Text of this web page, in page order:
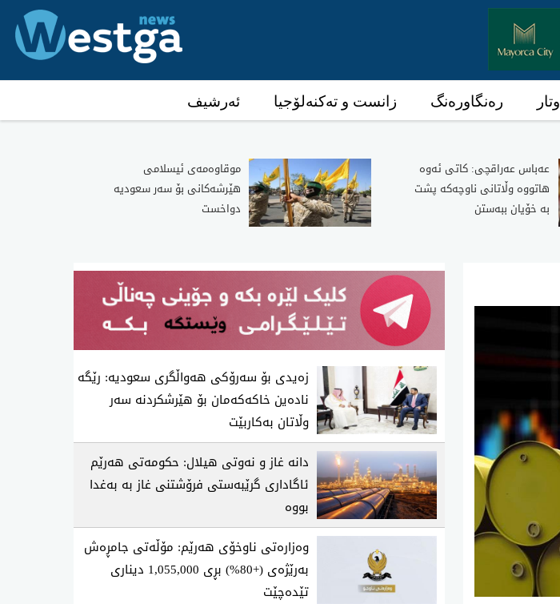
وتار رەنگاورەنگ زانست و تەکنەلۆجیا ئەرشیف
عەباس عەراقچی: کاتی ئەوە
هاتووە وڵاتانی ناوچەکە پشت
بە خۆیان ببەستن
موقاوەمەی ئیسلامی
هێرشەکانی بۆ سەر سعودیە
دواخست
زەیدی بۆ سەرۆکی هەواڵگری سعودیە: رێگە
نادەین خاکەکەمان بۆ هێرشکردنە سەر
وڵاتان بەکاربێت
دانە غاز و نەوتی هیلال: حکومەتی هەرێم
ئاگاداری گرێبەستی فرۆشتنی غاز بە بەغدا
بووە
وەزارەتی ناوخۆی هەرێم: مۆڵەتی جامڕەش
بەرێژەی (+80%) بڕی 1,055,000 دیناری
تێدەچێت